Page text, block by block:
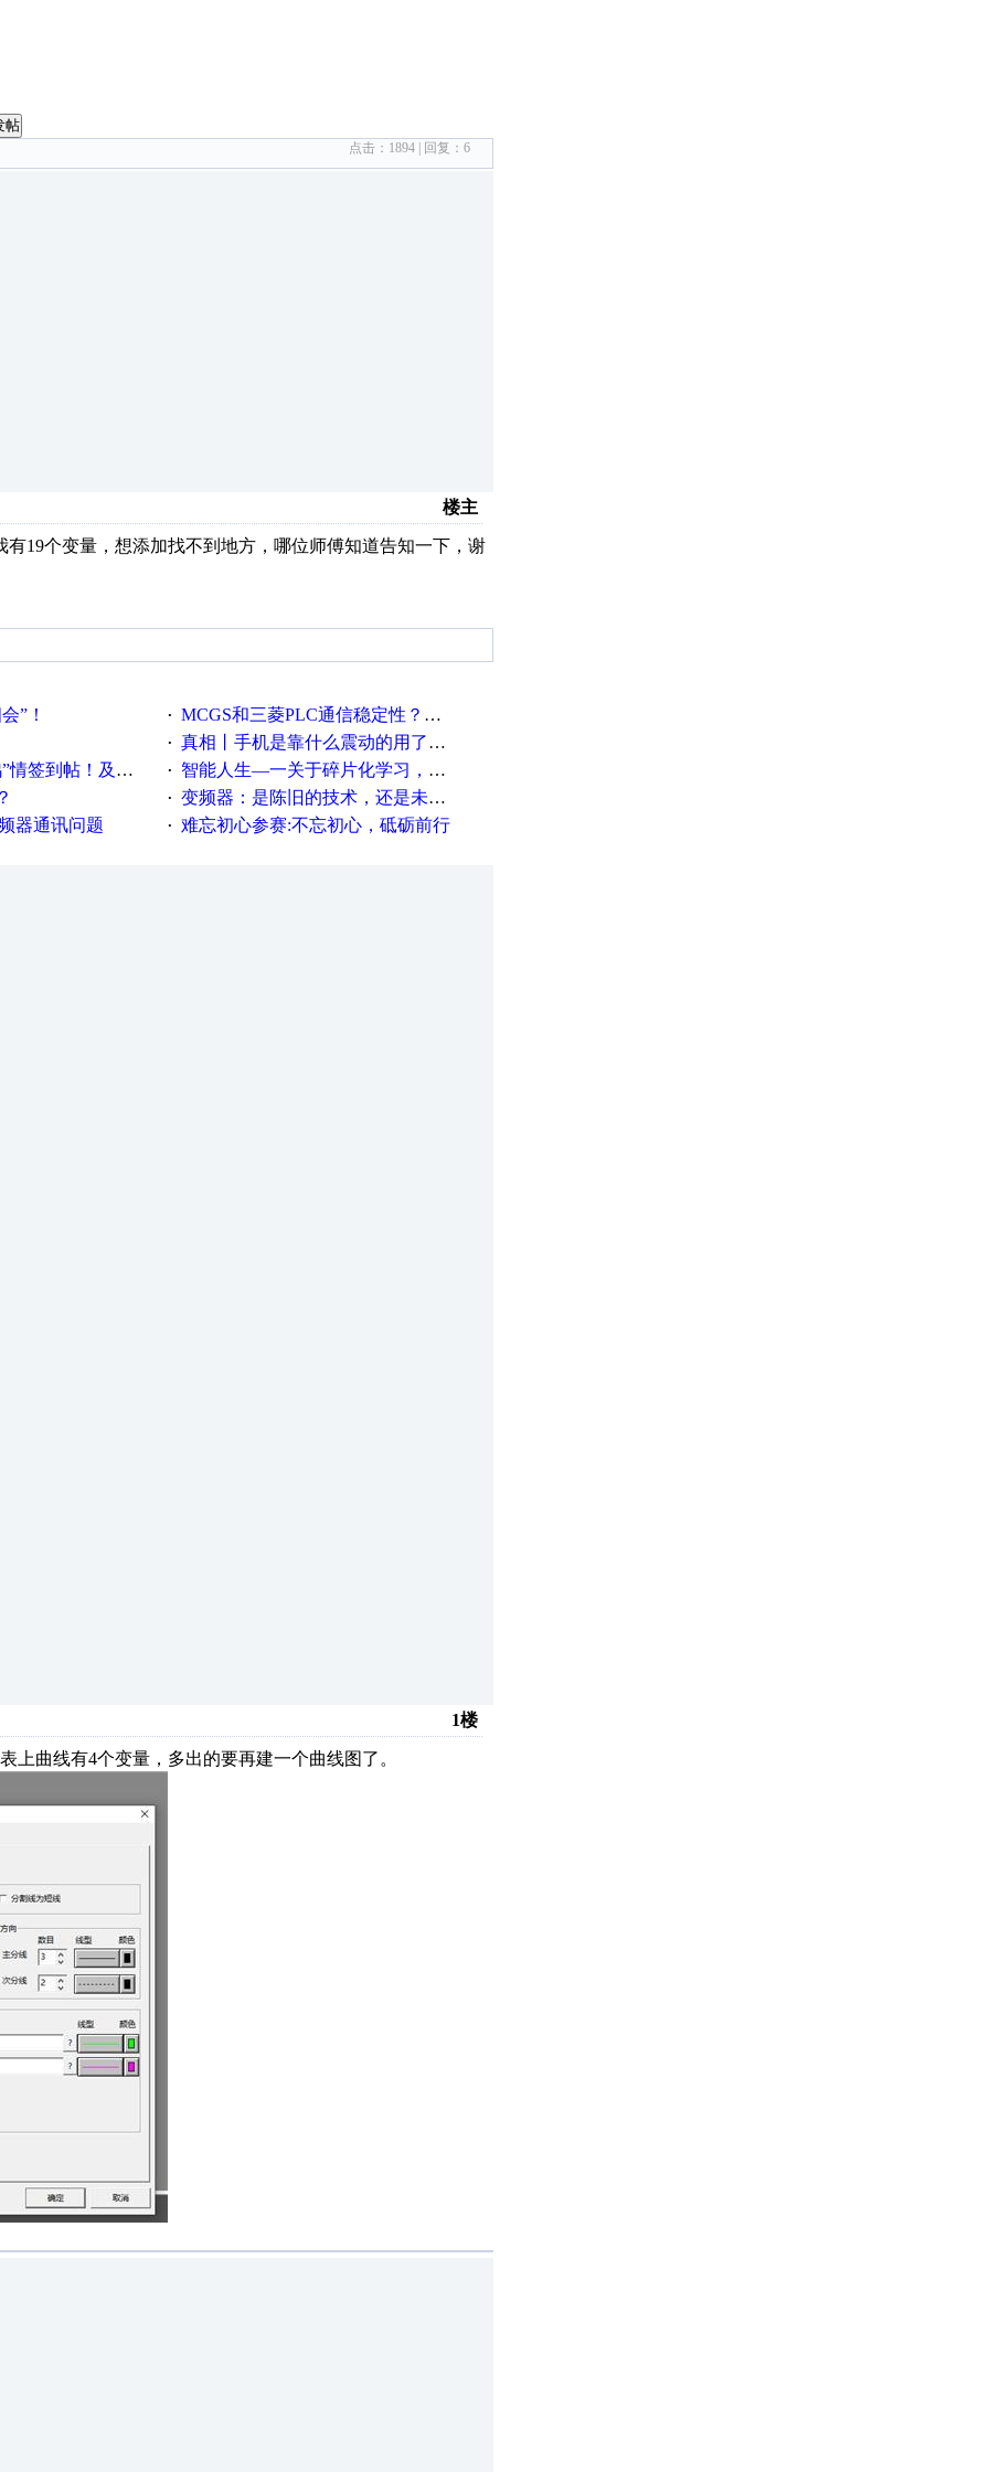
帖
点击： 1894 | 回复： 6
楼主
19个变量，想添加找不到地方，哪位师傅知道告知一下，谢
”！ · MCGS和三菱PLC通信稳定性？？？
· 真相丨手机是靠什么震动的用了这么多年才知道！
时更新在线研讨会预告
·
智能人生—一关于碎片化学习，看这一篇就够了！
· 变频器：是陈旧的技术，还是未来的幕后英雄？
器通讯问题
· 难忘初心参赛:不忘初心，砥砺前行
1楼
曲线有4个变量，多出的要再建一个曲线图了。